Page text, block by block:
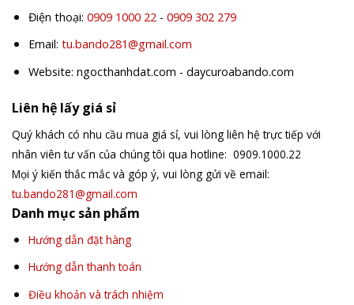
Điện thoại: 0909 1000 22- 0909 302 279
Email: tu.bando281@gmail.com
Website: ngocthanhdat.com - daycuroabando.com
Liên hệ lấy giá sỉ
Quý khách có nhu cầu mua giá sỉ, vui lòng liên hệ trực tiếp với
nhân viên tư vấn của chúng tôi qua hotline: 0909.1000.22
Mọi ý kiến thắc mắc và góp ý, vui lòng gửi về email:
tu.bando281@gmail.com
Danh mục sản phẩm
Hướng dẫn đặt hàng
Hướng dẫn thanh toán
Điều khoản và trách nhiệm